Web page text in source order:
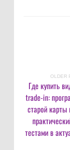
OLDER
Где купить
trade-in:
старой
тестами в